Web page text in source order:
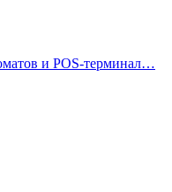
и POS-терминал…